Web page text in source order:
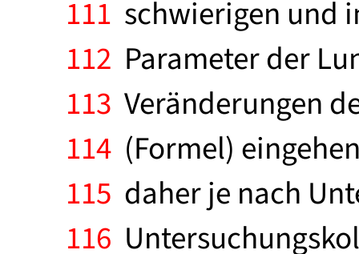
111 schwierigen und
112 Parameter der
113 Veränderungen
114 (Formel)
115 daher je nach
116